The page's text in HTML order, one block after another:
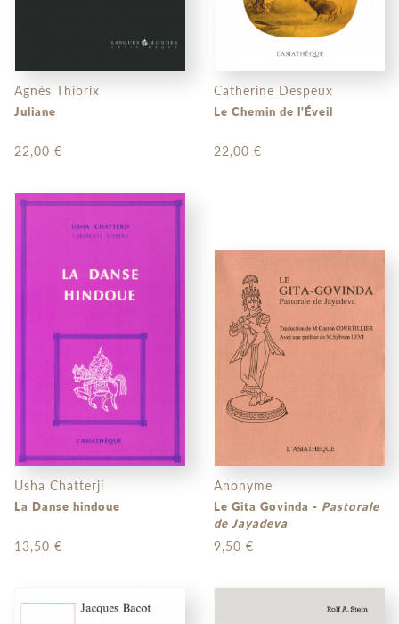
Agnès Thiorix
Juliane
22,00 €
Catherine Despeux
Le Chemin de l'Éveil
22,00 €
Usha Chatterji
La Danse hindoue
13,50 €
Anonyme
Le Gita Govinda - Pastorale
de Jayadeva
9,50 €